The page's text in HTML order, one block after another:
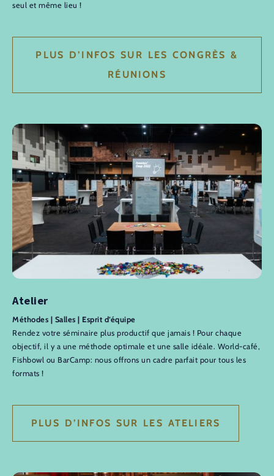
seul et même lieu !
PLUS D’INFOS SUR LES CONGRÈS &
RÉUNIONS
Atelier
Méthodes | Salles | Esprit d’équipe
Rendez votre séminaire plus productif que jamais ! Pour chaque
objectif, il y a une méthode optimale et une salle idéale. World-café,
Fishbowl ou BarCamp: nous offrons un cadre parfait pour tous les
formats !
PLUS D’INFOS SUR LES ATELIERS